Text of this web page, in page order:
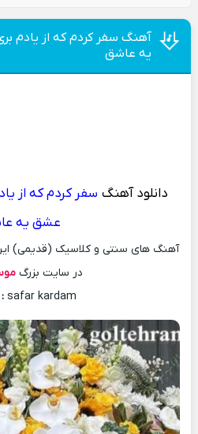
آهنگ سفر کردم که از یادم
یه عاشق
دانلود آهنگ سفر کردم که از
عشق یه
آهنگ های سنتی و کلاسیک (قدیمی)
در سایت بزرگ
: safar kardam